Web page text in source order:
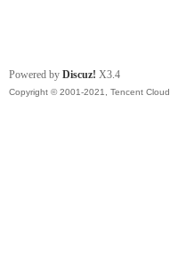
Powered by Discuz! X3.4
Copyright © 2001-2021, Tencent Cloud.